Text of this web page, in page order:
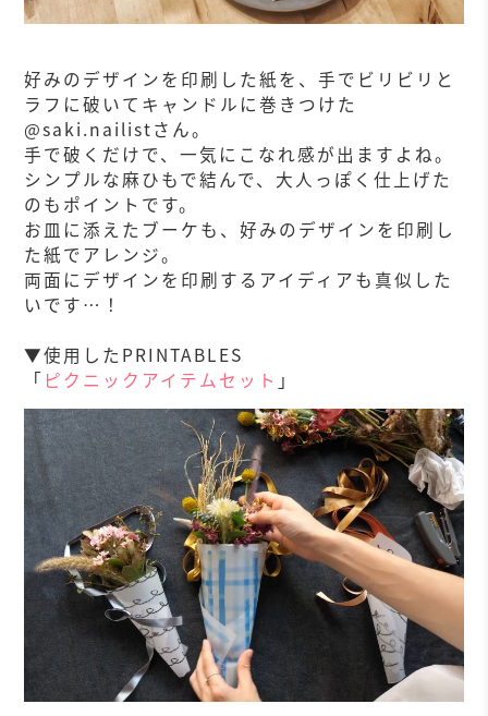
好みのデザインを印刷した紙を、手でビリビリと
ラフに破いてキャンドルに巻きつけた
@saki.nailistさん。
手で破くだけで、一気にこなれ感が出ますよね。
シンプルな麻ひもで結んで、大人っぽく仕上げた
のもポイントです。
お皿に添えたブーケも、好みのデザインを印刷し
た紙でアレンジ。
両面にデザインを印刷するアイディアも真似した
いです…！
▼使用したPRINTABLES
「 ピクニックアイテムセット 」